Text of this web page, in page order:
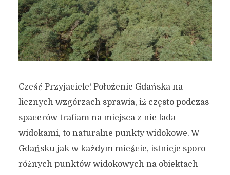
Cześć Przyjaciele! Położenie Gdańska na
licznych wzgórzach sprawia, iż często podczas
spacerów trafiam na miejsca z nie lada
widokami, to naturalne punkty widokowe. W
Gdańsku jak w każdym mieście, istnieje sporo
różnych punktów widokowych na obiektach